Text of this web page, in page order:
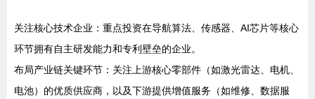
关注核心技术企业：重点投资在导航算法、传感器、AI芯片等核心
环节拥有自主研发能力和专利壁垒的企业。
布局产业链关键环节：关注上游核心零部件（如激光雷达、电机、
电池）的优质供应商，以及下游提供增值服务（如维修、数据服